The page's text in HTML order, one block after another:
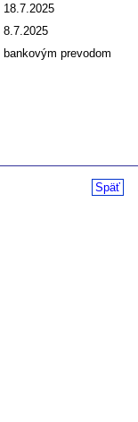
18.7.2025
8.7.2025
bankovým prevodom
Späť